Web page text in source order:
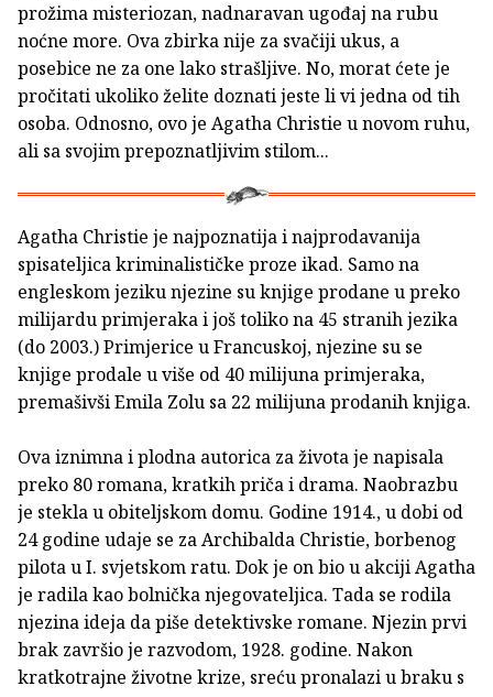
prožima misteriozan, nadnaravan ugođaj na rubu
noćne more. Ova zbirka nije za svačiji ukus, a
posebice ne za one lako strašljive. No, morat ćete je
pročitati ukoliko želite doznati jeste li vi jedna od tih
osoba. Odnosno, ovo je Agatha Christie u novom ruhu,
ali sa svojim prepoznatljivim stilom...
Agatha Christie je najpoznatija i najprodavanija
spisateljica kriminalističke proze ikad. Samo na
engleskom jeziku njezine su knjige prodane u preko
milijardu primjeraka i još toliko na 45 stranih jezika
(do 2003.) Primjerice u Francuskoj, njezine su se
knjige prodale u više od 40 milijuna primjeraka,
premašivši Emila Zolu sa 22 milijuna prodanih knjiga.
Ova iznimna i plodna autorica za života je napisala
preko 80 romana, kratkih priča i drama. Naobrazbu
je stekla u obiteljskom domu. Godine 1914., u dobi od
24 godine udaje se za Archibalda Christie, borbenog
pilota u I. svjetskom ratu. Dok je on bio u akciji Agatha
je radila kao bolnička njegovateljica. Tada se rodila
njezina ideja da piše detektivske romane. Njezin prvi
brak završio je razvodom, 1928. godine. Nakon
kratkotrajne životne krize, sreću pronalazi u braku s